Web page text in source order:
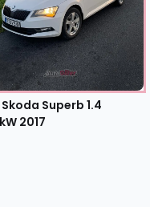
Skoda Superb 1.4
2017